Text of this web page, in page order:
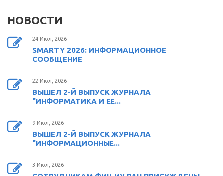
НОВОСТИ
24 Июл, 2026
SMARTY 2026: ИНФОРМАЦИОННОЕ
СООБЩЕНИЕ
22 Июл, 2026
ВЫШЕЛ 2-Й ВЫПУСК ЖУРНАЛА
"ИНФОРМАТИКА И ЕЕ...
9 Июл, 2026
ВЫШЕЛ 2-Й ВЫПУСК ЖУРНАЛА
"ИНФОРМАЦИОННЫЕ...
3 Июл, 2026